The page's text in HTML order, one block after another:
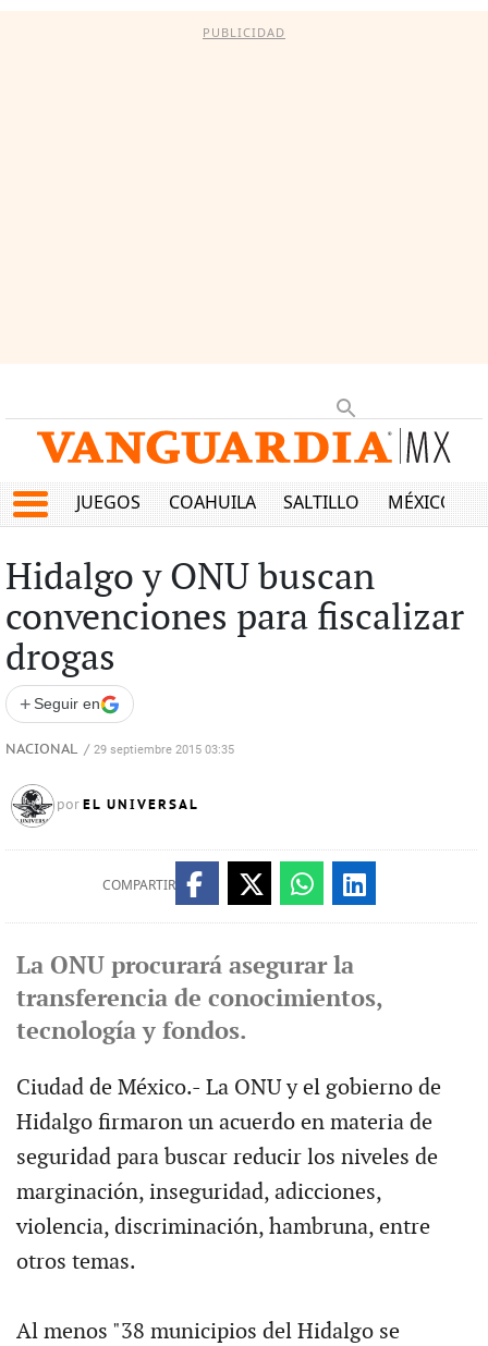
PUBLICIDAD
JUEGOS COAHUILA SALTILLO MÉXICO
Hidalgo y ONU buscan
convenciones para fiscalizar
drogas
+ Seguir en
NACIONAL / 29 septiembre 2015 03:35
por EL UNIVERSAL
COMPARTIR
La ONU procurará asegurar la
transferencia de conocimientos,
tecnología y fondos.
Ciudad de México.- La ONU y el gobierno de
Hidalgo firmaron un acuerdo en materia de
seguridad para buscar reducir los niveles de
marginación, inseguridad, adicciones,
violencia, discriminación, hambruna, entre
otros temas.
Al menos "38 municipios del Hidalgo se